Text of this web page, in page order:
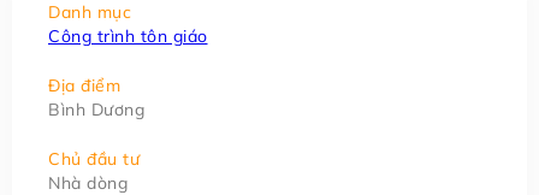
Danh mục
Công trình tôn giáo
Địa điểm
Bình Dương
Chủ đầu tư
Nhà dòng